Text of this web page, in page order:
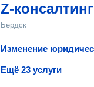
Z-консалтинг
Бердск
Ещё 23 услуги